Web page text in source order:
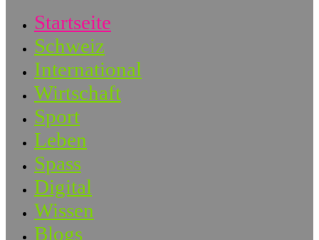
Startseite
Schweiz
International
Wirtschaft
Sport
Leben
Spass
Digital
Wissen
Blogs